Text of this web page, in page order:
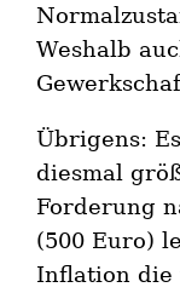
Weshalb
Übrigens:
diesmal
Forderung
(500 Euro)
Inflation die